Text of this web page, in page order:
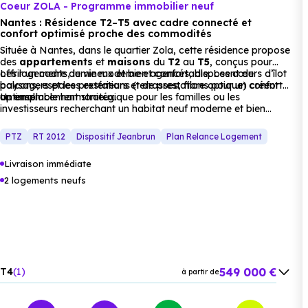
Commerces :
Supermarché :Monoprix Nantes à 1.5 km, soit 4 min
en voiture ou à 1.4 km, soit 16 min à pied.
m, soit 1 min en voiture ou à 272 m, soit 3 min à pied
Boulangerie :
1 min en voiture ou à 248 m, soit 3 min à pied
Hôpital :Ssr l'Estuaire à 238 m, soit 1 min en voiture ou
à 225 m, soit 3 min à pied .
Coeur ZOLA - Programme immobilier neuf
Nantes : Résidence T2–T5 avec cadre connecté et
confort optimisé proche des commodités
Située à Nantes, dans le quartier Zola, cette résidence propose
des appartements et maisons du T2 au T5, conçus pour
offrir un cadre de vie moderne et confortable. Les cœurs d’îlot
paysagers et les prestations (terrasses, fibre optique) créent
un ensemble harmonieux.
Les logements, lumineux et bien agencés, disposent de
balcons, espaces extérieurs et de prestations pour un confort
optimal.
Un emplacement stratégique pour les familles ou les
investisseurs recherchant un habitat neuf moderne et bien
PTZ RT 2012 Dispositif Jeanbrun Plan Relance Logement
Livraison immédiate
2 logements neufs
T4 1 à partir de549 000 €